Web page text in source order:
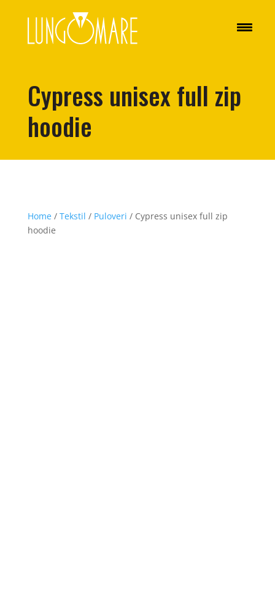
Cypress unisex full zip
hoodie
Home/ Tekstil / Puloveri / Cypress unisex full zip
hoodie